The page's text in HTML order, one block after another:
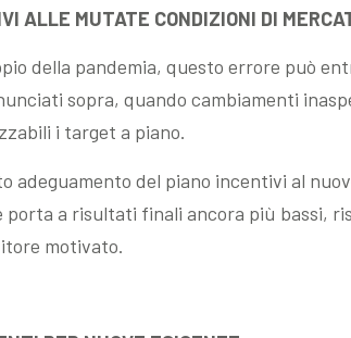
ALLE MUTATE CONDIZIONI DI
della pandemia, questo errore può
sopra, quando cambiamenti
i target a piano.
adeguamento del piano incentivi al
a risultati finali ancora più bassi,
motivato.